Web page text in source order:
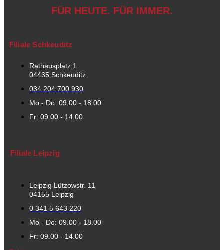
FÜR HEUTE. FÜR IMMER.
Filiale Schkeuditz
Rathausplatz 1
04435 Schkeuditz
034 204 700 930
Mo - Do: 09.00 - 18.00
Fr: 09.00 - 14.00
Filiale Leipzig
Leipzig Lützowstr. 11
04155 Leipzig
0 341 5 643 220
Mo - Do: 09.00 - 18.00
Fr: 09.00 - 14.00